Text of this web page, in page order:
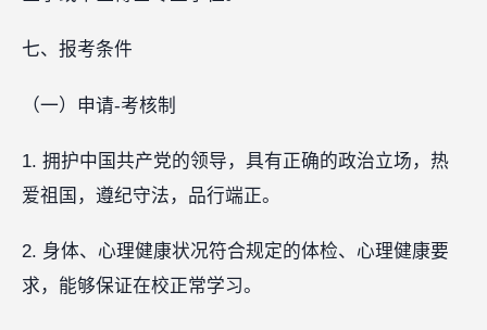
七、报考条件
（一）申请-考核制
1. 拥护中国共产党的领导，具有正确的政治立场，热
爱祖国，遵纪守法，品行端正。
2. 身体、心理健康状况符合规定的体检、心理健康要
求，能够保证在校正常学习。